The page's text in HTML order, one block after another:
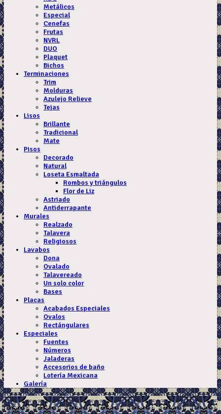
Metálicos
Especial
Cenefas
Frutas
NVRL
DUO
Plaquet
Bichos
Terminaciones
Trim
Molduras
Azulejo Relieve
Tejas
Lisos
Brillante
Tradicional
Mate
Pisos
Decorado
Natural
Loseta Esmaltada
Rombos y triángulos
Flor de Liz
Astriado
Antiderrapante
Murales
Realzado
Talavera
Religiosos
Lavabos
Dona
Ovalado
Talavereado
Un solo color
Bases
Placas
Acabados Especiales
Ovalos
Rectángulares
Especiales
Fuentes
Números
Jaladeras
Accesorios de baño
Lotería Mexicana
Galería
.